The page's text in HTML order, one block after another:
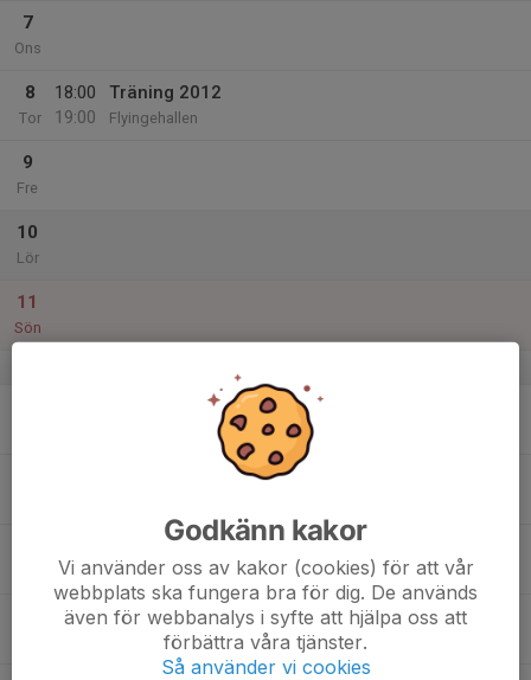
7
Ons
8
Tor
18:00
19:00
Träning 2012
Flyingehallen
9
Fre
10
Lör
11
Sön
18:00
Träning 2012
Flyingehallen
Godkänn kakor
Vi använder oss av kakor (cookies) för att vår
webbplats ska fungera bra för dig. De används
även för webbanalys i syfte att hjälpa oss att
förbättra våra tjänster.
Så använder vi cookies